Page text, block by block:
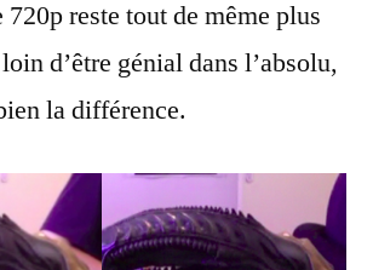
reste tout de même plus
d’être génial dans l’absolu,
la différence.